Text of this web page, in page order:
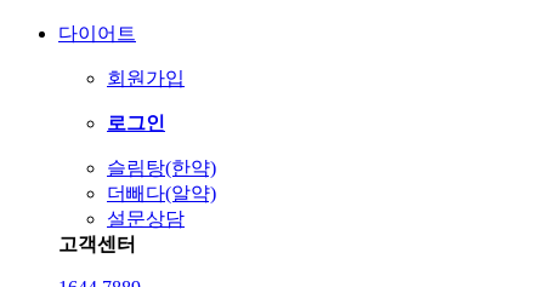
다이어트
회원가입
로그인
슬림탕(한약)
더빼다(알약)
설문상담
고객센터